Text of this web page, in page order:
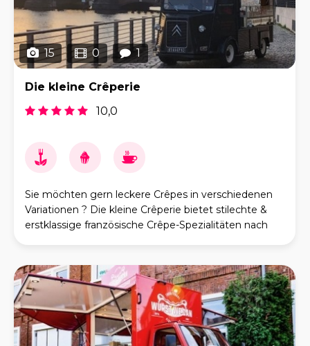
15 0 1
Die kleine Crêperie
10,0
Sie möchten gern leckere Crêpes in verschiedenen
Variationen ? Die kleine Crêperie bietet stilechte &
erstklassige französische Crêpe-Spezialitäten nach